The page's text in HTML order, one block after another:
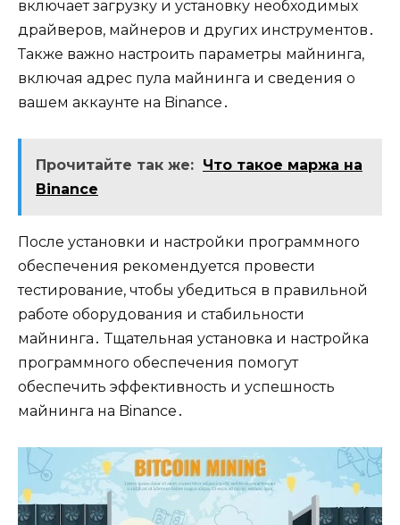
включает загрузку и установку необходимых
драйверов, майнеров и других инструментов․
Также важно настроить параметры майнинга,
включая адрес пула майнинга и сведения о
вашем аккаунте на Binance․
Прочитайте так же: Что такое маржа на
Binance
После установки и настройки программного
обеспечения рекомендуется провести
тестирование, чтобы убедиться в правильной
работе оборудования и стабильности
майнинга․ Тщательная установка и настройка
программного обеспечения помогут
обеспечить эффективность и успешность
майнинга на Binance․